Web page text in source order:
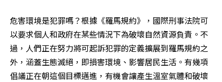
危害環境是犯罪嗎？根據《羅馬規約》，國際刑事法院可
以要求個人和政府在某些情況下為破壞自然資源負責。不
過，人們正在努力將可起訴犯罪的定義擴展到羅馬規約之
外，涵蓋生態滅絕，即損害環境、影響居民生活。有幾項
倡議正在朝這個目標邁進，有機會讓產生溫室氣體和破壞